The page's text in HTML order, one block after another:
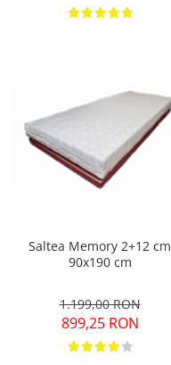
Saltea Memory 2+12 cm
90x190 cm
1.199,00 RON
899,25 RON